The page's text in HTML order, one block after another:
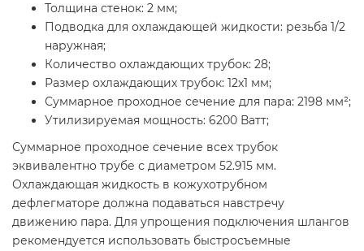
Толщина стенок: 2 мм;
Подводка для охлаждающей жидкости: резьба 1/2
наружная;
Количество охлаждающих трубок: 28;
Размер охлаждающих трубок: 12x1 мм;
Суммарное проходное сечение для пара: 2198 мм²;
Утилизируемая мощность: 6200 Ватт;
Суммарное проходное сечение всех трубок
эквивалентно трубе с диаметром 52.915 мм.
Охлаждающая жидкость в кожухотрубном
дефлегматоре должна подаваться навстречу
движению пара. Для упрощения подключения шлангов
рекомендуется использовать быстросъемные